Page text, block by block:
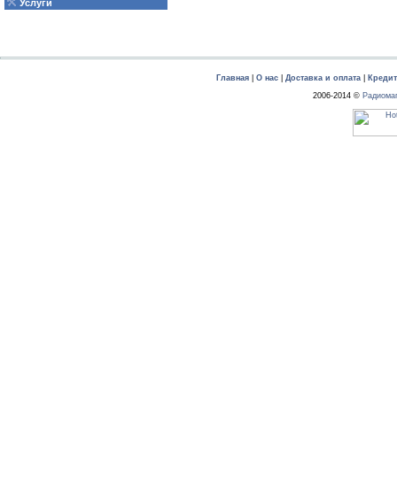
Услуги
Главная О нас Доставка и оплата
2006-2014 ©